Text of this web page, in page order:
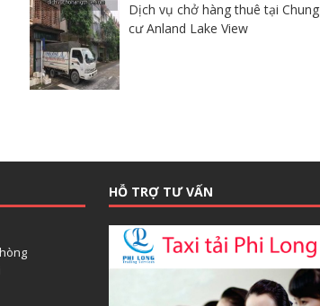
Dịch vụ chở hàng thuê tại Chung
cư Anland Lake View
HỖ TRỢ TƯ VẤN